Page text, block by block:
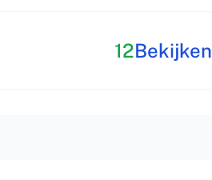
12Bekijken